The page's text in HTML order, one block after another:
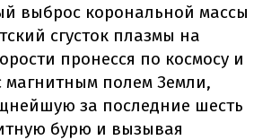
выброс корональной массы
сгусток плазмы на
пронесся по космосу и
магнитным полем Земли,
за последние шесть
бурю и вызывая